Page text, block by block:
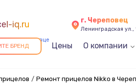
iq.ru
в Череповце
г. Череповец
Ленинградская ул.,
БРЕНД Цены О компании
/ Ремонт прицелов Nikko в